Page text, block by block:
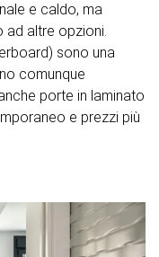
e caldo, ma
altre opzioni.
sono una
comunque
porte in laminato
e prezzi più